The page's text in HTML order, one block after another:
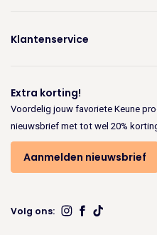
Klantenservice
Extra korting!
Voordelig jouw favoriete Keune
nieuwsbrief met tot wel 20%
Aanmelden nieuwsbrief
Volg ons: